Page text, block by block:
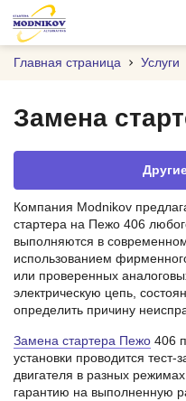
Главная страница Услуги
Замена
Компания Modnikov
стартера на Пежо 406
выполняются в
использованием
или проверенных
электрическую цепь,
определить причину
Замена стартера Пежо 406
установки проводится
двигателя в разных
гарантию на выполненную